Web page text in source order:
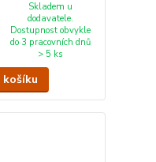
Skladem u
dodavatele.
Dostupnost obvykle
do 3 pracovních dnů
> 5 ks